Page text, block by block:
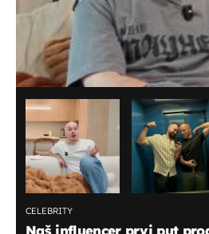
CELEBRITY
Naš influencer prvi put